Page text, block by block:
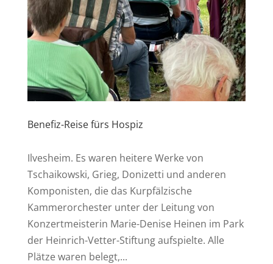
Benefiz-Reise fürs Hospiz
Ilvesheim. Es waren heitere Werke von
Tschaikowski, Grieg, Donizetti und anderen
Komponisten, die das Kurpfälzische
Kammerorchester unter der Leitung von
Konzertmeisterin Marie-Denise Heinen im Park
der Heinrich-Vetter-Stiftung aufspielte. Alle
Plätze waren belegt,...